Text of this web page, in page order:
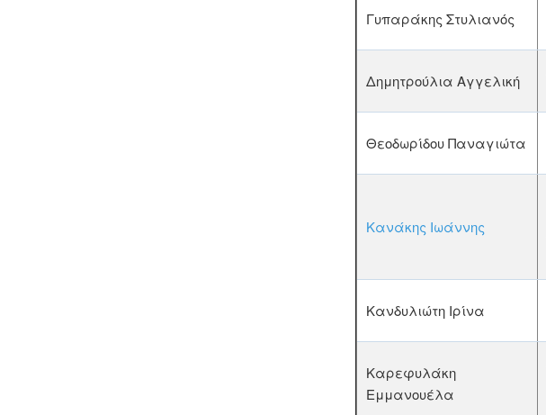
Γυπαράκης Στυλιανός
Δημητρούλια Αγγελική
Θεοδωρίδου Παναγιώτα
Κανάκης Ιωάννης
Κανδυλιώτη Ιρίνα
Καρεφυλάκη
Εμμανουέλα